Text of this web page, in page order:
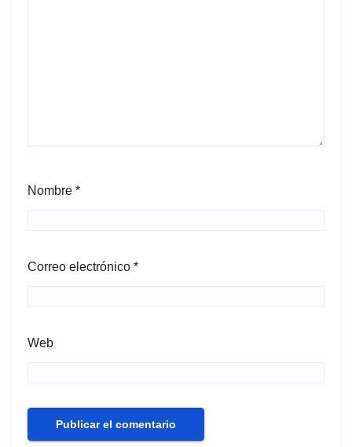
Nombre *
Correo electrónico *
Web